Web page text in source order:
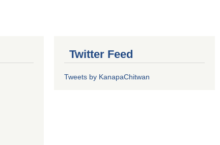
Twitter Feed
Tweets by KanapaChitwan